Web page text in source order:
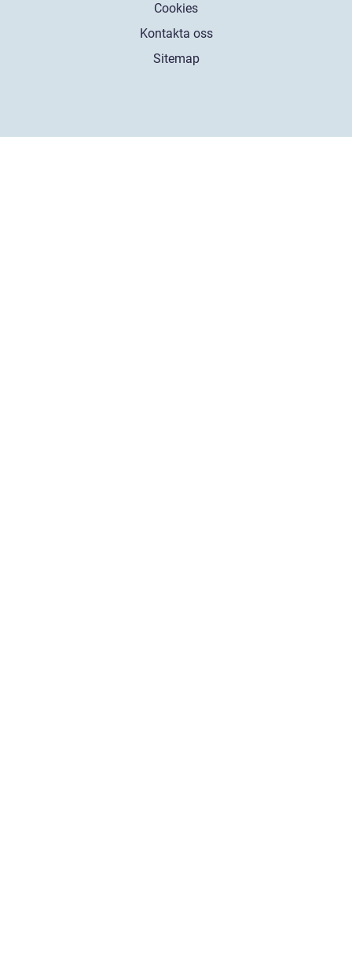
Cookies
Kontakta oss
Sitemap